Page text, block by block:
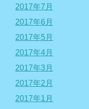
2017年7月
2017年6月
2017年5月
2017年4月
2017年3月
2017年2月
2017年1月